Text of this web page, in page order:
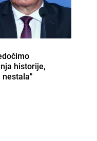
historije,